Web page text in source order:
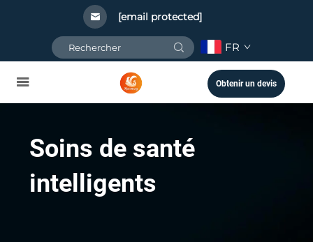
[email protected]
FR
Obtenir un devis
Soins de santé
intelligents